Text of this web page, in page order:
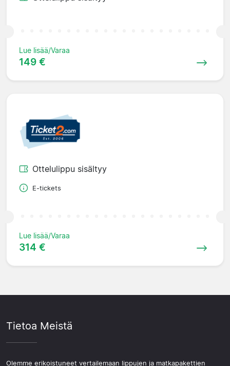
Lue lisää/Varaa
149 €
Ottelulippu sisältyy
E-tickets
Lue lisää/Varaa
314 €
Tietoa Meistä
Olemme erikoistuneet vertailemaan lippujen ja matkapakettien